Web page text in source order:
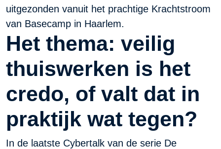
uitgezonden vanuit het prachtige Krachtstroom
van Basecamp in Haarlem.
Het thema: veilig
thuiswerken is het
credo, of valt dat in
praktijk wat tegen?
In de laatste Cybertalk van de serie De